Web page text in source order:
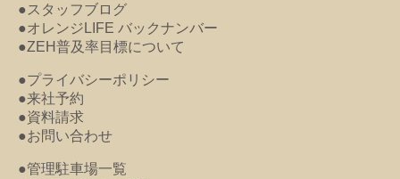
●スタッフブログ
●オレンジLIFE バックナンバー
●ZEH普及率目標について
●プライバシーポリシー
●来社予約
●資料請求
●お問い合わせ
●管理駐車場一覧